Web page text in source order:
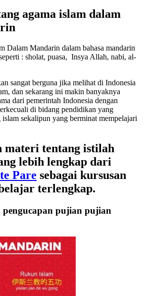
agama islam dalam
Dalam Mandarin dalam bahasa mandarin
: sholat, puasa, Insya Allah, nabi, al-
sangat berguna jika melihat di Indonesia
dan sekarang ini makin banyaknya
dari pemerintah Indonesia dengan
di bidang pendidikan yang
sekalipun yang berminat mempelajari
materi tentang istilah
lebih lengkap dari
Pare sebagai kursusan
terlengkap.
pujian pujian